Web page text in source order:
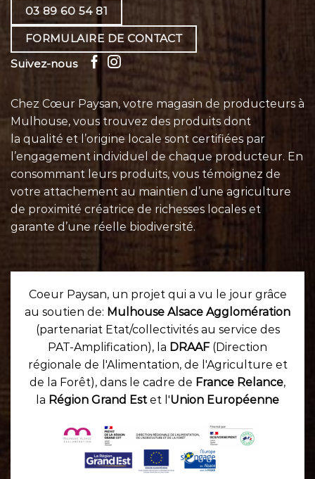
03 89 60 54 81
FORMULAIRE DE CONTACT
Suivez-nous
Chez Cœur Paysan, votre magasin de producteurs à
Mulhouse, vous trouvez des produits dont
la qualité et l’origine locale sont certifiées par
l’engagement individuel de chaqueproducteur. En
consommant leurs produits, vous témoignez de
votre attachement au maintien d’une agriculture
de proximité créatrice de richesses locales et
garante d’une réelle biodiversité.
Coeur Paysan, un projet qui a vu le jour grâce
au soutien de: Mulhouse Alsace Agglomération
(partenariat Etat/collectivités au service des
PAT-Amplification), la DRAAF (Direction
régionale de l'Alimentation, de l'Agriculture et
de la Forêt), dans le cadre de France Relance,
la Région Grand Est et l'Union Européenne